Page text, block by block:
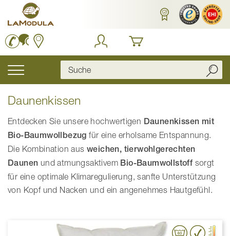
Inhalt
springen
Navigation
Daunenkissen
Entdecken Sie unsere hochwertigen Daunenkissen mit
Bio-Baumwollbezug für eine erholsame Entspannung.
Die Kombination aus weichen, tierwohlgerechten
Daunen und atmungsaktivem Bio-Baumwollstoff sorgt
für eine optimale Klimaregulierung, sanfte Unterstützung
von Kopf und Nacken und ein angenehmes Hautgefühl.